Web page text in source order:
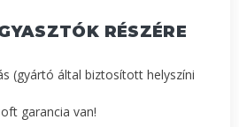
RÉSZÉRE
(gyártó által biztosított helyszíni
garancia van!